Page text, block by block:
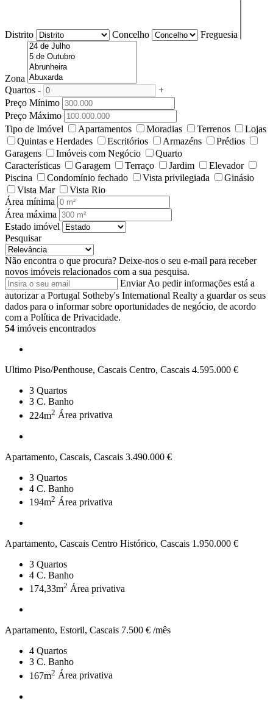
Distrito Concelho Freguesia
Zona
Quartos -
+
Preço Mínimo
Preço Máximo
Tipo de Imóvel
Apartamentos Moradias Terrenos
Lojas
Quintas e Herdades
Escritórios Armazéns
Prédios
Garagens
Imóveis com Negócio
Quarto
Características
Garagem Terraço Jardim
Elevador
Piscina
Condomínio fechado Vista privilegiada
Ginásio
Vista Mar
Vista Rio
Área mínima
Área máxima
Estado imóvel
Pesquisar
Não encontra o que procura? Deixe-nos o seu e-mail para receber
novos imóveis relacionados com a sua pesquisa.
Enviar Ao pedir informações está a
autorizar a Portugal Sotheby's International Realty a guardar os seus
dados para o informar sobre oportunidades de negócio, de acordo
com a Política de Privacidade.
54 imóveis encontrados
Ultimo Piso/Penthouse, Cascais Centro, Cascais 4.595.000 €
3 Quartos
3 C. Banho
224m2 Área privativa
Apartamento, Cascais, Cascais 3.490.000 €
3 Quartos
4 C. Banho
194m2 Área privativa
Apartamento, Cascais Centro Histórico, Cascais 1.950.000 €
3 Quartos
4 C. Banho
174,33m2 Área privativa
Apartamento, Estoril, Cascais 7.500 € /mês
4 Quartos
3 C. Banho
167m2 Área privativa